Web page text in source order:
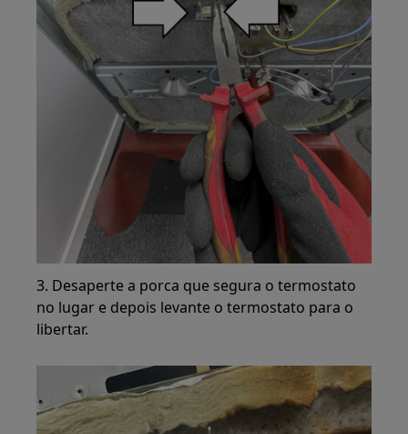
3. Desaperte a porca que segura o termostato
no lugar e depois levante o termostato para o
libertar.